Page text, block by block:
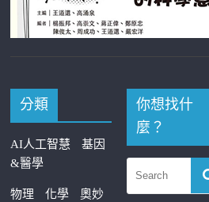
分類
AI人工智慧
基因
&醫學
物理 化學
奧妙
你想找什
麼？